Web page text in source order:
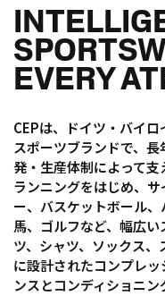
EVERY
CEPは、ドイツ・バイ
スポーツブランドで、
発・生産体制によって支
ランニングをはじめ、
ー、バスケットボール
馬、ゴルフなど、幅広
ツ、シャツ、ソックス
に設計されたコンプレ
ンスとコンディショニン